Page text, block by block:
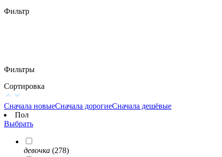
Фильтр
Фильтры
Сортировка
Сначала новыеСначала дорогиеСначала дешёвые
Пол
Выбрать
девочка (278)